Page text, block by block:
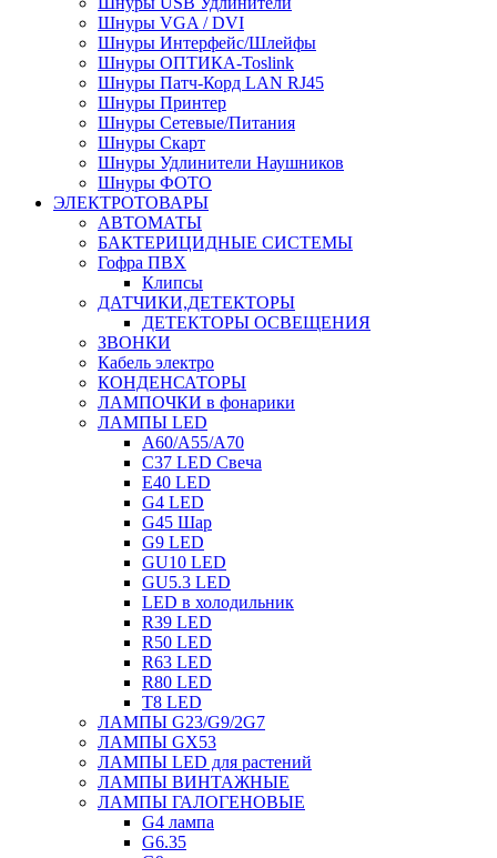
Шнуры VGA / DVI
Шнуры Интерфейс/Шлейфы
Шнуры ОПТИКА-Toslink
Шнуры Патч-Корд LAN RJ45
Шнуры Принтер
Шнуры Сетевые/Питания
Шнуры Скарт
Шнуры Удлинители Наушников
Шнуры ФОТО
ЭЛЕКТРОТОВАРЫ
АВТОМАТЫ
БАКТЕРИЦИДНЫЕ СИСТЕМЫ
Гофра ПВХ
Клипсы
ДАТЧИКИ,ДЕТЕКТОРЫ
ДЕТЕКТОРЫ ОСВЕЩЕНИЯ
ЗВОНКИ
Кабель электро
КОНДЕНСАТОРЫ
ЛАМПОЧКИ в фонарики
ЛАМПЫ LED
A60/A55/A70
C37 LED Свеча
E40 LED
G4 LED
G45 Шар
G9 LED
GU10 LED
GU5.3 LED
LED в холодильник
R39 LED
R50 LED
R63 LED
R80 LED
T8 LED
ЛАМПЫ G23/G9/2G7
ЛАМПЫ GX53
ЛАМПЫ LED для растений
ЛАМПЫ ВИНТАЖНЫЕ
ЛАМПЫ ГАЛОГЕНОВЫЕ
G4 лампа
G6.35